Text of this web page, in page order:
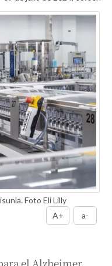
Foto Eli Lilly
A+
a-
el Alzheimer,